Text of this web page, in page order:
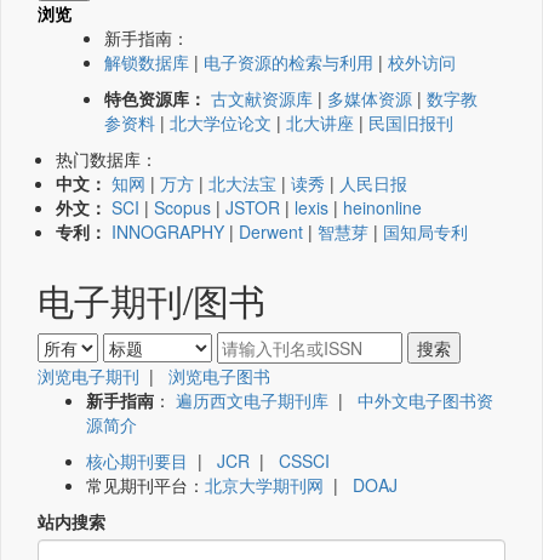
浏览
新手指南：
解锁数据库 | 电子资源的检索与利用 | 校外访问
特色资源库： 古文献资源库 | 多媒体资源 | 数字教
参资料 | 北大学位论文 | 北大讲座 | 民国旧报刊
热门数据库：
中文： 知网 | 万方 | 北大法宝 | 读秀 | 人民日报
外文： SCI | Scopus | JSTOR | lexis | heinonline
专利： INNOGRAPHY | Derwent | 智慧芽 | 国知局专利
电子期刊/图书
浏览电子期刊 | 浏览电子图书
新手指南 ： 遍历西文电子期刊库 | 中外文电子图书资
源简介
核心期刊要目 | JCR | CSSCI
常见期刊平台： 北京大学期刊网 | DOAJ
站内搜索